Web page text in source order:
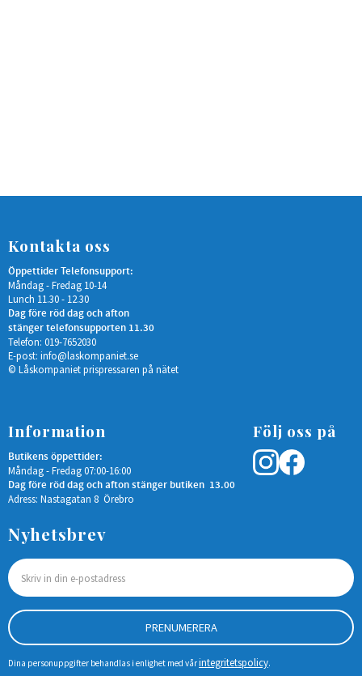
Kontakta oss
Öppettider Telefonsupport:
Måndag - Fredag 10-14
Lunch 11.30 - 12.30
Dag före röd dag och afton
stänger telefonsupporten 11.30
Telefon: 019-7652030
E-post: info@laskompaniet.se
© Låskompaniet prispressaren på nätet
Information
Butikens öppettider:
Måndag - Fredag 07:00-16:00
Dag före röd dag och afton stänger butiken 13.00
Adress: Nastagatan 8 Örebro
Följ oss på
Nyhetsbrev
PRENUMERERA
Dina personuppgifter behandlas i enlighet med vårintegritetspolicy.